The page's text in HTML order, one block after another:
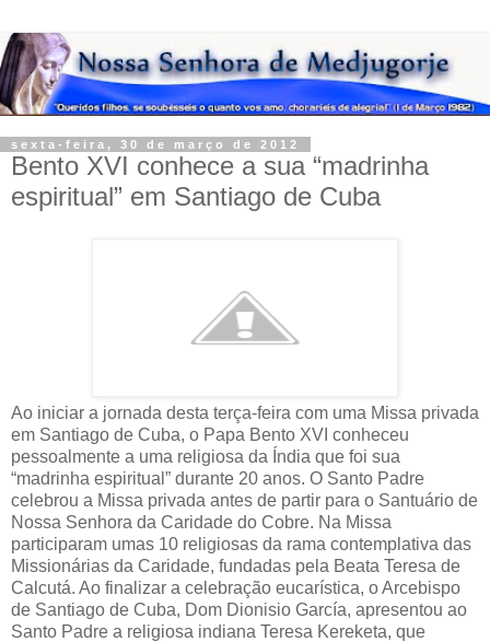
sexta-feira, 30 de março de 2012
Bento XVI conhece a sua “madrinha
espiritual” em Santiago de Cuba
Ao iniciar a jornada desta terça-feira com uma Missa privada
em Santiago de Cuba, o Papa Bento XVI conheceu
pessoalmente a uma religiosa da Índia que foi sua
“madrinha espiritual” durante 20 anos. O Santo Padre
celebrou a Missa privada antes de partir para o Santuário de
Nossa Senhora da Caridade do Cobre. Na Missa
participaram umas 10 religiosas da rama contemplativa das
Missionárias da Caridade, fundadas pela Beata Teresa de
Calcutá. Ao finalizar a celebração eucarística, o Arcebispo
de Santiago de Cuba, Dom Dionisio García, apresentou ao
Santo Padre a religiosa indiana Teresa Kereketa, que